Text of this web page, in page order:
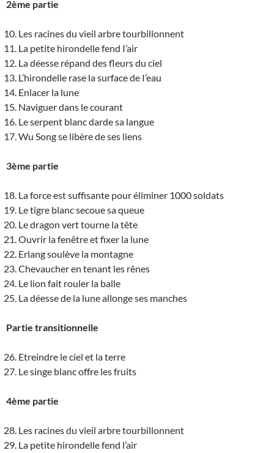
2ème partie
Les racines du vieil arbre tourbillonnent
La petite hirondelle fend I’air
La déesse répand des fleurs du ciel
L’hirondelle rase la surface de I’eau
Enlacer la lune
Naviguer dans le courant
Le serpent blanc darde sa langue
Wu Song se libère de ses liens
3ème partie
La force est suffisante pour éliminer 1000 soldats
Le tigre blanc secoue sa queue
Le dragon vert tourne la tête
Ouvrir la fenêtre et fixer la lune
Erlang soulève la montagne
Chevaucher en tenant les rênes
Le lion fait rouler la balle
La déesse de la lune allonge ses manches
Partie transitionnelle
Etreindre le ciel et la terre
Le singe blanc offre les fruits
4ème partie
Les racines du vieil arbre tourbillonnent
La petite hirondelle fend l’air